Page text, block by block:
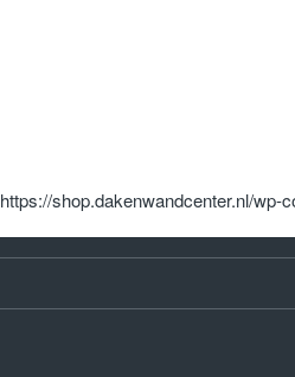
https://shop.dakenwandcenter.nl/wp-